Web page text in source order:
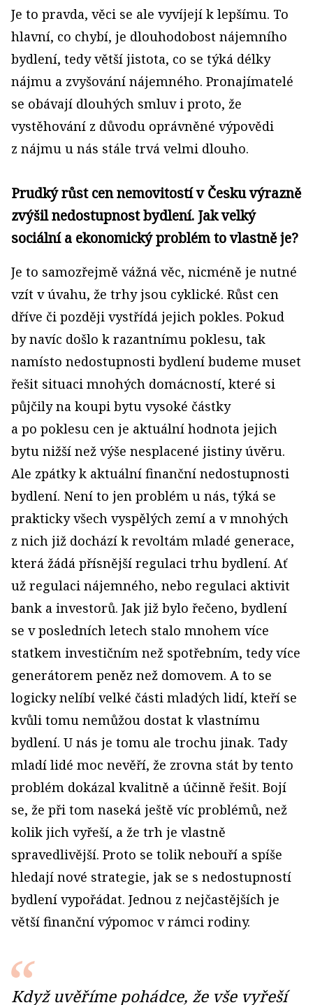
Je to pravda, věci se ale vyvíjejí k lepšímu. To
hlavní, co chybí, je dlouhodobost nájemního
bydlení, tedy větší jistota, co se týká délky
nájmu a zvyšování nájemného. Pronajímatelé
se obávají dlouhých smluv i proto, že
vystěhování z důvodu oprávněné výpovědi
z nájmu u nás stále trvá velmi dlouho.
Prudký růst cen nemovitostí v Česku výrazně
zvýšil nedostupnost bydlení. Jak velký
sociální a ekonomický problém to vlastně je?
Je to samozřejmě vážná věc, nicméně je nutné
vzít v úvahu, že trhy jsou cyklické. Růst cen
dříve či později vystřídá jejich pokles. Pokud
by navíc došlo k razantnímu poklesu, tak
namísto nedostupnosti bydlení budeme muset
řešit situaci mnohých domácností, které si
půjčily na koupi bytu vysoké částky
a po poklesu cen je aktuální hodnota jejich
bytu nižší než výše nesplacené jistiny úvěru.
Ale zpátky k aktuální finanční nedostupnosti
bydlení. Není to jen problém u nás, týká se
prakticky všech vyspělých zemí a v mnohých
z nich již dochází k revoltám mladé generace,
která žádá přísnější regulaci trhu bydlení. Ať
už regulaci nájemného, nebo regulaci aktivit
bank a investorů. Jak již bylo řečeno, bydlení
se v posledních letech stalo mnohem více
statkem investičním než spotřebním, tedy více
generátorem peněz než domovem. A to se
logicky nelíbí velké části mladých lidí, kteří se
kvůli tomu nemůžou dostat k vlastnímu
bydlení. U nás je tomu ale trochu jinak. Tady
mladí lidé moc nevěří, že zrovna stát by tento
problém dokázal kvalitně a účinně řešit. Bojí
se, že při tom naseká ještě víc problémů, než
kolik jich vyřeší, a že trh je vlastně
spravedlivější. Proto se tolik nebouří a spíše
hledají nové strategie, jak se s nedostupností
bydlení vypořádat. Jednou z nejčastějších je
větší finanční výpomoc v rámci rodiny.
Když uvěříme pohádce, že vše vyřeší